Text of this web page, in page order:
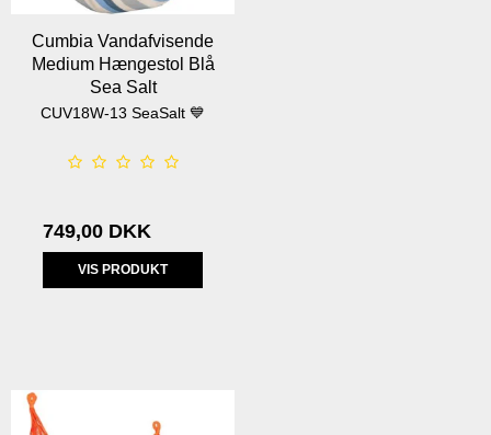
Cumbia Vandafvisende
Medium Hængestol Blå
Sea Salt
CUV18W-13 SeaSalt 💙
749,00 DKK
VIS PRODUKT